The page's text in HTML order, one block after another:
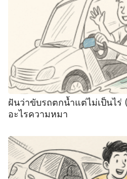
ฝันว่าขับรถตกน้ำแต่ไม่เป็นไร่
อะไรความหมา